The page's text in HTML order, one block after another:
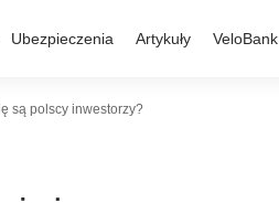
Ubezpieczenia Artykuły VeloBank
są polscy inwestorzy?